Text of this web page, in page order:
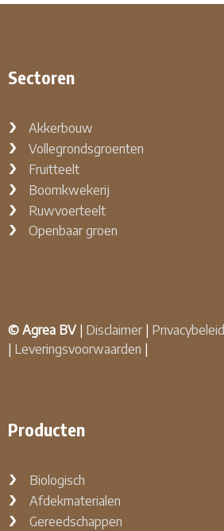
Sectoren
Akkerbouw
Vollegrondsgroenten
Fruitteelt
Boomkwekerij
Ruwvoerteelt
Openbaar groen
© Agrea BV Disclaimer| Privacybeleid
Leveringsvoorwaarden
Producten
Biologisch
Afdekmaterialen
Gereedschappen